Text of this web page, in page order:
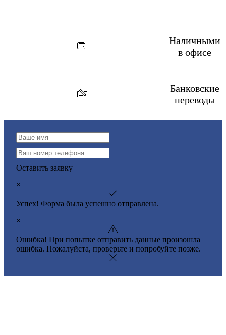
Наличными
в офисе
Банковские
переводы
Оставить заявку
×
Успех! Форма была успешно отправлена.
×
Ошибка! При попытке отправить данные произошла
ошибка. Пожалуйста, проверьте и попробуйте позже.